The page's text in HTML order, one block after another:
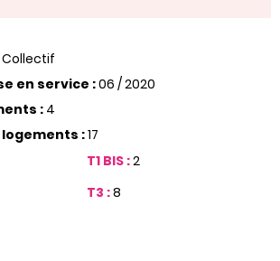
Collectif
en service :06 / 2020
: 4
:17
T1 BIS :2
T3 :8